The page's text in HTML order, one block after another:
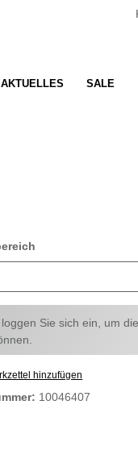
AKTUELLES SALE
loggen Sie sich ein, um
hinzufügen
10046407